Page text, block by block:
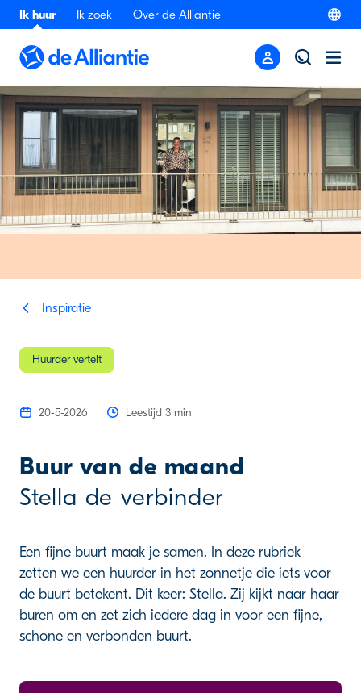
Ik huur Ik zoek Over de Alliantie
Inspiratie
Huurder vertelt
20-5-2026 Leestijd 3 min
Buur van de maand
Stella de verbinder
Een fijne buurt maak je samen. In deze rubriek
zetten we een huurder in het zonnetje die iets voor
de buurt betekent. Dit keer: Stella. Zij kijkt naar haar
buren om en zet zich iedere dag in voor een fijne,
schone en verbonden buurt.